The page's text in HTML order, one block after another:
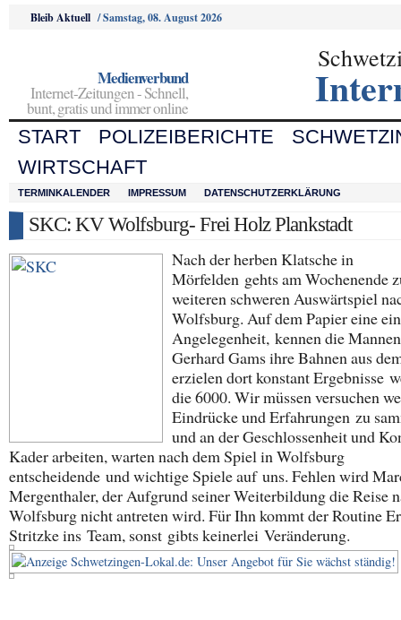
Bleib Aktuell /Samstag, 08. August 2026
Medienverbund
Internet-Zeitungen - Schnell,
bunt, gratis und immer online
START POLIZEIBERICHTE
WIRTSCHAFT
TERMINKALENDER IMPRESSUM DATENSCHUTZERKLÄRUNG
SKC: KV Wolfsburg- Frei Holz Plankstadt
Nach der herben Klatsche in
Mörfelden gehts am Wochenende
weiteren schweren Auswärtspiel
Wolfsburg. Auf dem Papier eine
Angelegenheit, kennen die
Gerhard Gams ihre Bahnen aus
erzielen dort konstant Ergebnisse
die 6000. Wir müssen versuchen
Eindrücke und Erfahrungen zu
und an der Geschlossenheit und
Kader arbeiten, warten nach dem Spiel in Wolfsburg
entscheidende und wichtige Spiele auf uns. Fehlen wird
Mergenthaler, der Aufgrund seiner Weiterbildung die Reise
Wolfsburg nicht antreten wird. Für Ihn kommt der Routine
Stritzke ins Team, sonst gibts keinerlei Veränderung.